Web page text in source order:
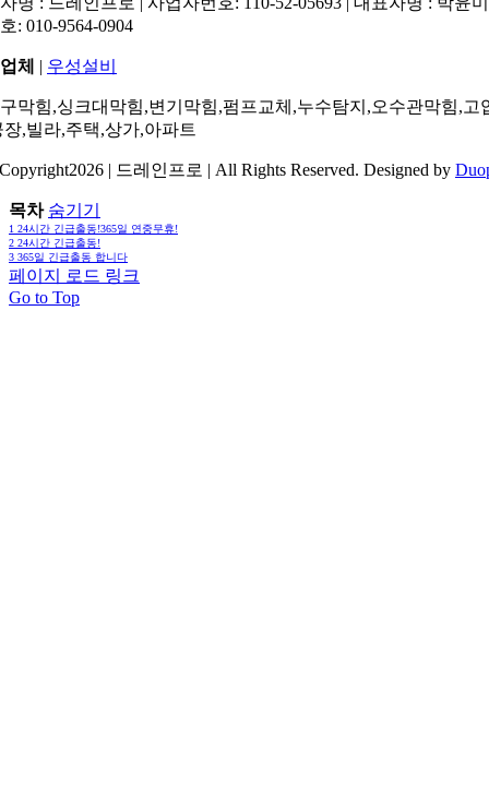
: 010-9564-0904
체 | 우성설비
막힘,싱크대막힘,변기막힘,펌프교체,누수탐지,오수관막힘,고
장,빌라,주택,상가,아파트
| 드레인프로 | All Rights Reserved. Designed by
목차 숨기기
1 24시간 긴급출동!365일 연중무휴!
2 24시간 긴급출동!
3 365일 긴급출동 합니다
페이지 로드 링크
Go to Top